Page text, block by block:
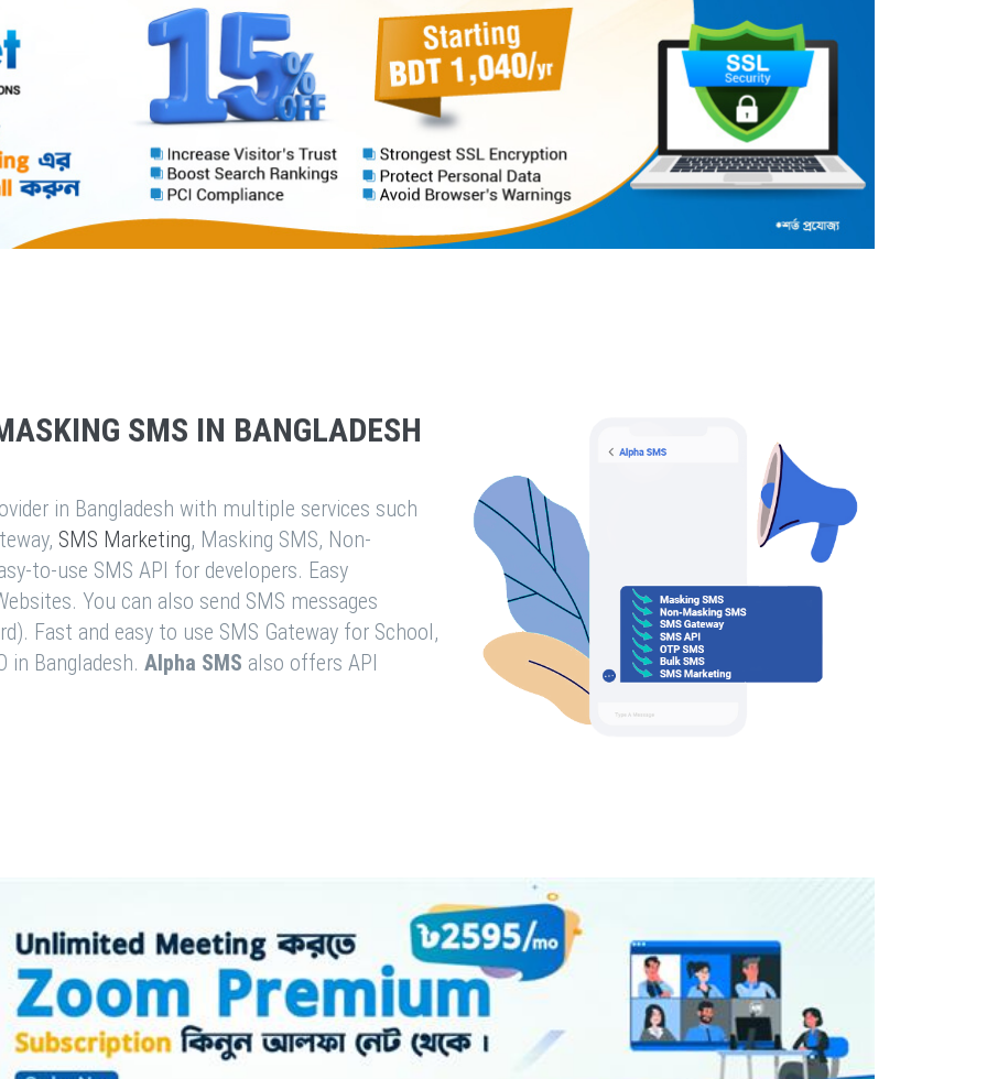
SMS IN BANGLADESH
in Bangladesh with multiple services such
SMS Marketing, Masking SMS, Non-
to-use SMS API for developers. Easy
You can also send SMS messages
Fast and easy to use SMS Gateway for School,
in Bangladesh. Alpha SMS also offers API